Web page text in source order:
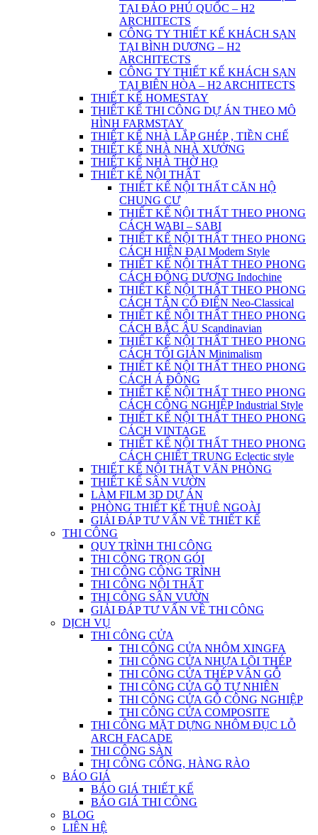
TẠI ĐẢO PHÚ QUỐC – H2
ARCHITECTS
CÔNG TY THIẾT KẾ KHÁCH SẠN
TẠI BÌNH DƯƠNG – H2
ARCHITECTS
CÔNG TY THIẾT KẾ KHÁCH SẠN
TẠI BIÊN HÒA – H2 ARCHITECTS
THIẾT KẾ HOMESTAY
THIẾT KẾ THI CÔNG DỰ ÁN THEO MÔ
HÌNH FARMSTAY
THIẾT KẾ NHÀ LẮP GHÉP , TIỀN CHẾ
THIẾT KẾ NHÀ NHÀ XƯỞNG
THIẾT KẾ NHÀ THỜ HỌ
THIẾT KẾ NỘI THẤT
THIẾT KẾ NỘI THẤT CĂN HỘ
CHUNG CƯ
THIẾT KẾ NỘI THẤT THEO PHONG
CÁCH WABI – SABI
THIẾT KẾ NỘI THẤT THEO PHONG
CÁCH HIỆN ĐẠI Modern Style
THIẾT KẾ NỘI THẤT THEO PHONG
CÁCH ĐÔNG DƯƠNG Indochine
THIẾT KẾ NỘI THẤT THEO PHONG
CÁCH TÂN CỔ ĐIỂN Neo-Classical
THIẾT KẾ NỘI THẤT THEO PHONG
CÁCH BẮC ÂU Scandinavian
THIẾT KẾ NỘI THẤT THEO PHONG
CÁCH TỐI GIẢN Minimalism
THIẾT KẾ NỘI THẤT THEO PHONG
CÁCH Á ĐÔNG
THIẾT KẾ NỘI THẤT THEO PHONG
CÁCH CÔNG NGHIỆP Industrial Style
THIẾT KẾ NỘI THẤT THEO PHONG
CÁCH VINTAGE
THIẾT KẾ NỘI THẤT THEO PHONG
CÁCH CHIẾT TRUNG Eclectic style
THIẾT KẾ NỘI THẤT VĂN PHÒNG
THIẾT KẾ SÂN VƯỜN
LÀM FILM 3D DỰ ÁN
PHÒNG THIẾT KẾ THUÊ NGOÀI
GIẢI ĐÁP TƯ VẤN VỀ THIẾT KẾ
THI CÔNG
QUY TRÌNH THI CÔNG
THI CÔNG TRỌN GÓI
THI CÔNG CÔNG TRÌNH
THI CÔNG NỘI THẤT
THI CÔNG SÂN VƯỜN
GIẢI ĐÁP TƯ VẤN VỀ THI CÔNG
DỊCH VỤ
THI CÔNG CỬA
THI CÔNG CỬA NHÔM XINGFA
THI CÔNG CỬA NHỰA LÕI THÉP
THI CÔNG CỬA THÉP VÂN GỖ
THI CÔNG CỬA GỖ TỰ NHIÊN
THI CÔNG CỬA GỖ CÔNG NGHIỆP
THI CÔNG CỬA COMPOSITE
THI CÔNG MẶT DỰNG NHÔM ĐỤC LỖ
ARCH FACADE
THI CÔNG SÀN
THI CÔNG CỔNG, HÀNG RÀO
BÁO GIÁ
BÁO GIÁ THIẾT KẾ
BÁO GIÁ THI CÔNG
BLOG
LIÊN HỆ